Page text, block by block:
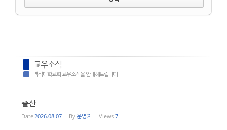
교우소식
백석대학교회 교우소식을 안내해드립니다.
출산
Date2026.08.07 By운영자 Views7